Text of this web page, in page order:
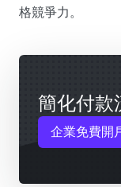
格競爭力。
簡化付款
企業免費開